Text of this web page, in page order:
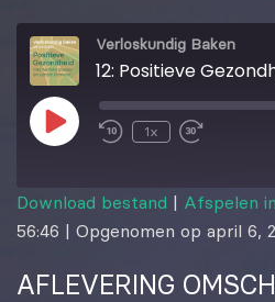
Verloskundig Baken
1x
DELEN
LINK
Download bestand | Afspelen
56:46 | Opgenomen op april 6,
AFLEVERING